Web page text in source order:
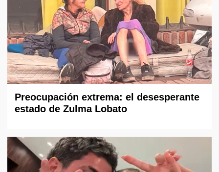
Preocupación extrema: el desesperante
estado de Zulma Lobato